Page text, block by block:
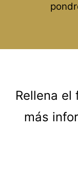
Rellena
más